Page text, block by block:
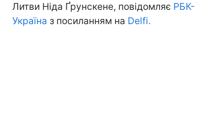
Литви Ніда Ґрунскене, повідомляє РБК-
Україна з посиланням на Delfi.